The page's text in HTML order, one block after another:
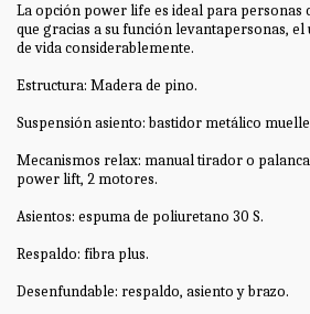
La opción power life es ideal para personas
que gracias a su función levantapersonas,
de vida considerablemente.
Estructura: Madera de pino.
Suspensión asiento: bastidor metálico
Mecanismos relax: manual tirador o
power lift, 2 motores.
Asientos: espuma de poliuretano 30 S.
Respaldo: fibra plus.
Desenfundable: respaldo, asiento y brazo.